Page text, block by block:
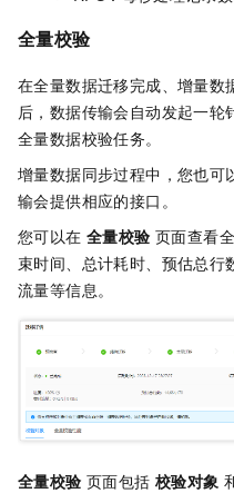
全量校验
在全量数据迁移完成、增量数
后，数据传输会自动发起一轮
全量数据校验任务。
增量数据同步过程中，您也可
输会提供相应的接口。
您可以在 全量校验 页面查看
束时间、总计耗时、预估总
流量等信息。
全量校验 页面包括校验对象